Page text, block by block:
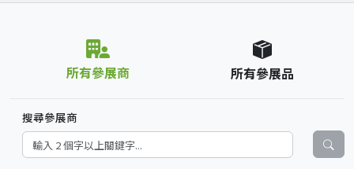
所有參展商 所有參展品
搜尋參展商